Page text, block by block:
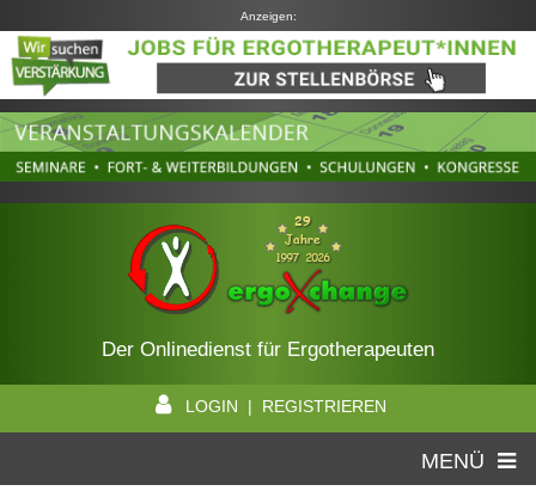
Anzeigen:
Der Onlinedienst für Ergotherapeuten
LOGIN | REGISTRIEREN
MENÜ